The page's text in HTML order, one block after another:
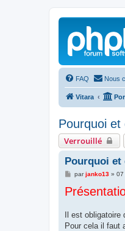
FAQ Nous
Vitara
Pourquoi
Verrouillé
Pourquoi et
M
s
s
e
parjanko13» 07
Il est obligatoire
Pour cela il faut